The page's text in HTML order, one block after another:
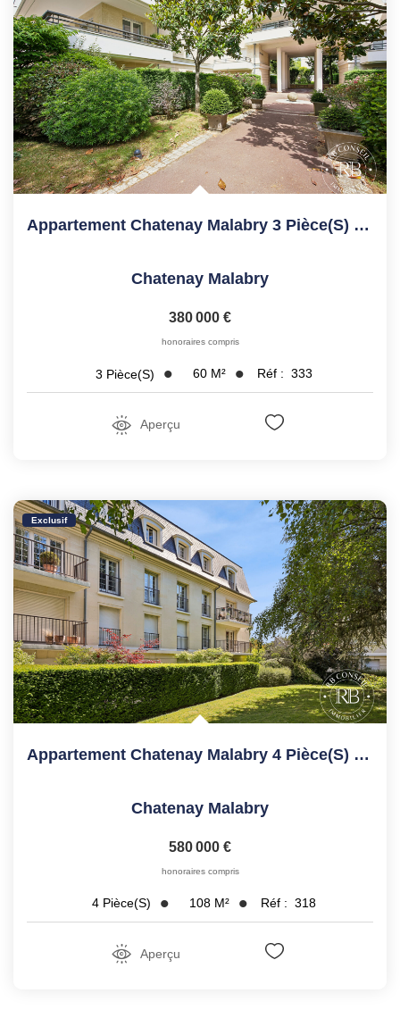
Appartement Chatenay Malabry 3 Pièce(s) 60.49 M2
Chatenay Malabry
380 000 €
honoraires compris
3 Pièce(s) 60 M² Réf : 333
Aperçu
Exclusif
Appartement Chatenay Malabry 4 Pièce(s) 108.04 M2
Chatenay Malabry
580 000 €
honoraires compris
4 Pièce(s) 108 M² Réf : 318
Aperçu